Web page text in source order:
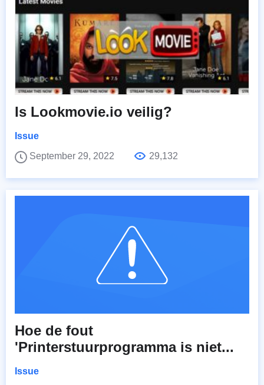
Is Lookmovie.io veilig?
Issue
September 29, 2022
29,132
Hoe de fout
'Printerstuurprogramma is niet...
Issue